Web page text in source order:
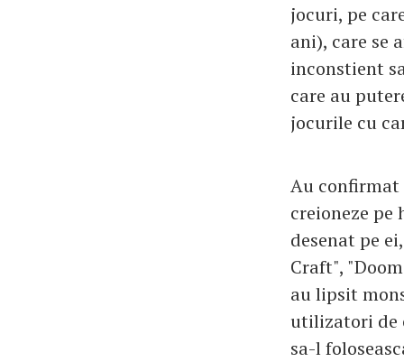
jocuri, pe
ani), care se
inconstient
care au
jocurile cu
Au confirmat
creioneze
desenat pe
Craft",
au lipsit
utilizatori de
sa-l